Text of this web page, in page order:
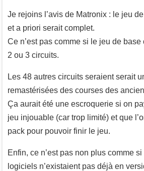
Je rejoins l’avis de Matronix : le jeu
et a priori serait complet.
Ce n’est pas comme si le jeu de
2 ou 3 circuits.
Les 48 autres circuits seraient serait
remastérisées des courses des
Ça aurait été une escroquerie si on
jeu injouable (car trop limité) et que
pack pour pouvoir finir le jeu.
Enfin, ce n’est pas non plus comme
logiciels n’existaient pas déjà en